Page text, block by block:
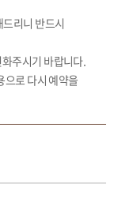
리니 반드시
주시기 바랍니다.
으로 다시 예약을